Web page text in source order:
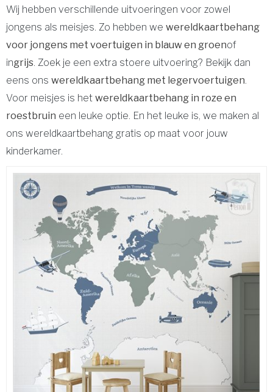
Wij hebben verschillende uitvoeringen voor zowel
jongens als meisjes. Zo hebben we wereldkaartbehang
voor jongens met voertuigen in blauw en groenof
ingrijs. Zoek je een extra stoere uitvoering? Bekijk dan
eens ons wereldkaartbehang met legervoertuigen.
Voor meisjes is het wereldkaartbehang in roze en
roestbruin een leuke optie. En het leuke is, we maken al
ons wereldkaartbehang gratis op maat voor jouw
kinderkamer.